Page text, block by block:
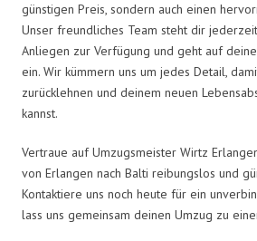
günstigen Preis, sondern auch einen
Unser freundliches Team steht dir
Anliegen zur Verfügung und geht auf
ein. Wir kümmern uns um jedes Detail,
zurücklehnen und deinem neuen
kannst.
Vertraue auf Umzugsmeister Wirtz
von Erlangen nach Balti reibungslos und
Kontaktiere uns noch heute für ein
lass uns gemeinsam deinen Umzug zu